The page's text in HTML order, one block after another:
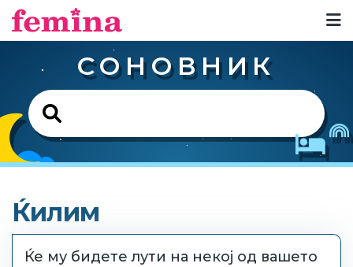
СОНОВНИК
Ќилим
Ќе му бидете лути на некој од вашето